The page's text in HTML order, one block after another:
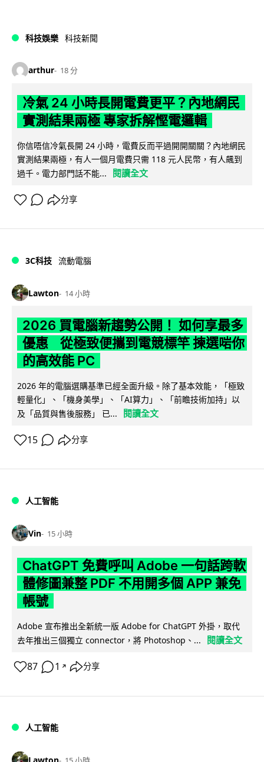
科技娛樂 科技新聞
arthur 18 分
冷氣 24 小時長開電費更平？內地網民
實測結果兩極 專家拆解慳電邏輯
你信唔信冷氣長開 24 小時，電費反而平過開開關關？內地網民
實測結果兩極，有人一個月電費只需 118 元人民幣，有人飆到
過千。電力部門話不能...
閱讀全文
分享
3C科技 流動電腦
Lawton 14 小時
2026 買電腦新趨勢公開！ 如何享最多
優惠 從極致便攜到電競標竿 揀選啱你
的高效能 PC
2026 年的電腦選購基準已經全面升級。除了基本效能，「極致
輕量化」、「機身美學」、「AI算力」、「前瞻技術加持」以
及「品質與售後服務」 已...
閱讀全文
15 分享
人工智能
Vin 15 小時
ChatGPT 免費呼叫 Adobe 一句話跨軟
體修圖兼整 PDF 不用開多個 APP 兼免
帳號
Adobe 宣布推出全新統一版 Adobe for ChatGPT 外掛，取代
去年推出三個獨立 connector，將 Photoshop、...
閱讀全文
87 1 ↗ 分享
人工智能